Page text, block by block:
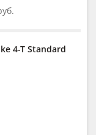
4-T Standard